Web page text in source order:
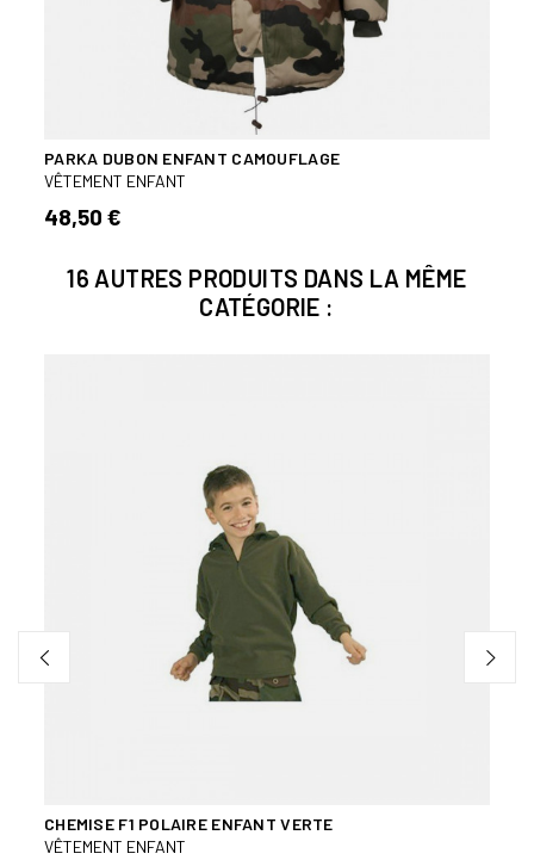
PARKA DUBON ENFANT CAMOUFLAGE
VÊTEMENT ENFANT
48,50 €
16 AUTRES PRODUITS DANS LA MÊME
CATÉGORIE :
CHEMISE F1 POLAIRE ENFANT VERTE
VÊTEMENT ENFANT